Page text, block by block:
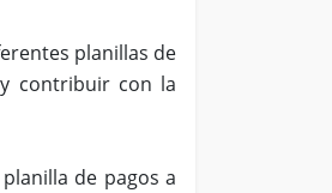
planillas de
contribuir con la
de pagos a